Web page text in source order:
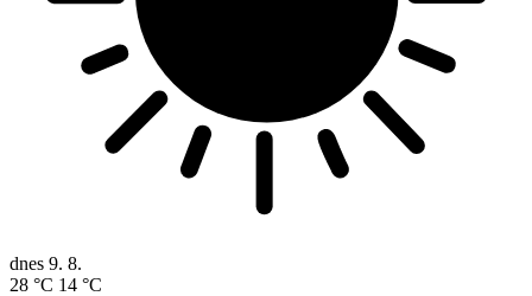
dnes 9. 8.
28 °C 14 °C